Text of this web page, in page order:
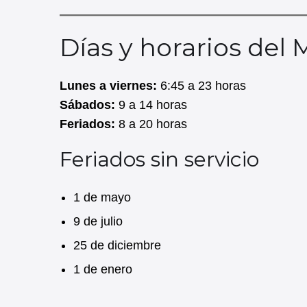
Días y horarios del
Lunes a viernes: 6:45 a 23 horas
Sábados: 9 a 14 horas
Feriados: 8 a 20 horas
Feriados sin servicio
1 de mayo
9 de julio
25 de diciembre
1 de enero